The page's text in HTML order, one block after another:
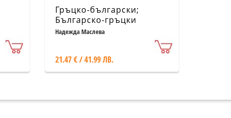
Гръцко-български;
Българско-гръцки
речник
Надежда Маслева
21.47 € / 41.99 ЛВ.